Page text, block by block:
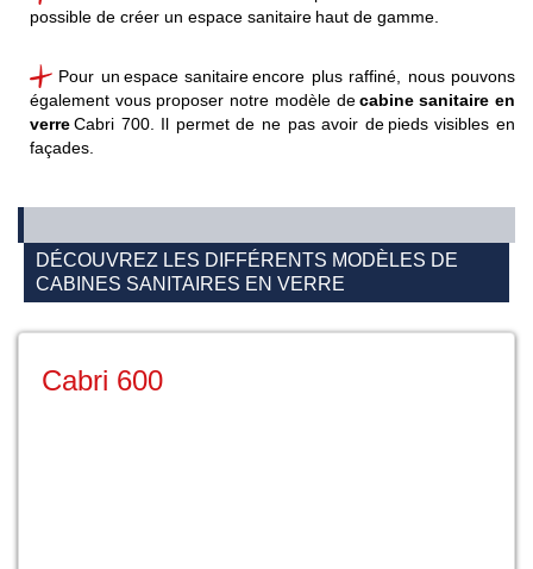
possible de créer un espace sanitaire haut de gamme
Pour un espace sanitaire encore plus raffiné, nous pouvons
également vous proposer notre modèle decabine sanitaire en
verreCabri 700. Il permet de ne pas avoir de pieds visibles en
façades
DÉCOUVREZ LES DIFFÉRENTS MODÈLES DE
CABINES SANITAIRES EN VERRE
Cabri 600